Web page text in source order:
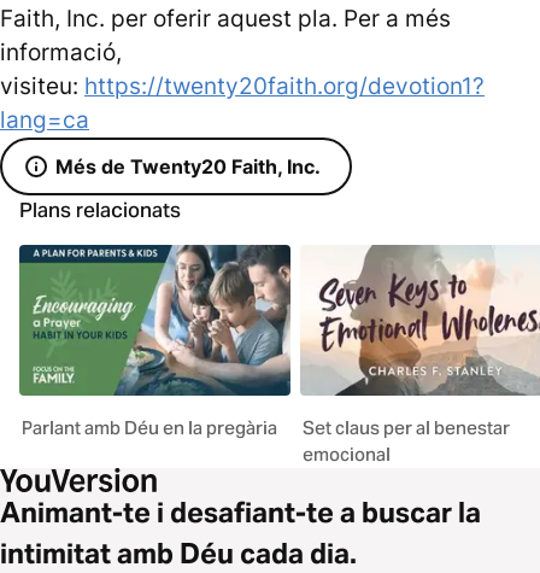
Faith, Inc. per oferir aquest pla. Per a més
informació,
visiteu: https://twenty20faith.org/devotion1?
lang=ca
Més de Twenty20 Faith, Inc.
Plans relacionats
Parlant amb Déu en la pregària
Set claus per al benestar
emocional
Animant-te i desafiant-te a buscar la
intimitat amb Déu cada dia.